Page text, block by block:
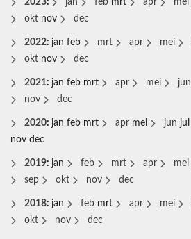
2023: jan feb mrt apr mei
okt nov dec
2022: jan feb mrt apr mei
okt nov dec
2021: jan feb mrt apr mei jun
nov
dec
2020: jan feb mrt apr mei jun jul
nov dec
2019: jan feb mrt apr mei
sep
okt nov dec
2018: jan feb mrt apr mei
okt
nov dec